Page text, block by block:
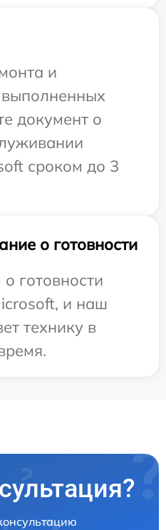
и
документ о
сроком до 3
о готовности
готовности
и наш
технику в